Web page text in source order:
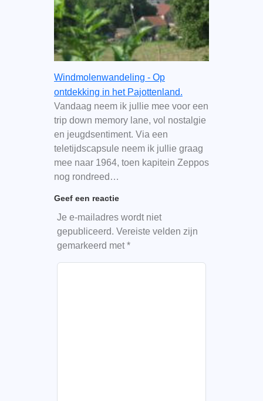
Windmolenwandeling - Op
ontdekking in het Pajottenland.
Vandaag neem ik jullie mee voor een
trip down memory lane, vol nostalgie
en jeugdsentiment. Via een
teletijdscapsule neem ik jullie graag
mee naar 1964, toen kapitein Zeppos
nog rondreed…
Geef een reactie
Je e-mailadres wordt niet
gepubliceerd. Vereiste velden zijn
gemarkeerd met*